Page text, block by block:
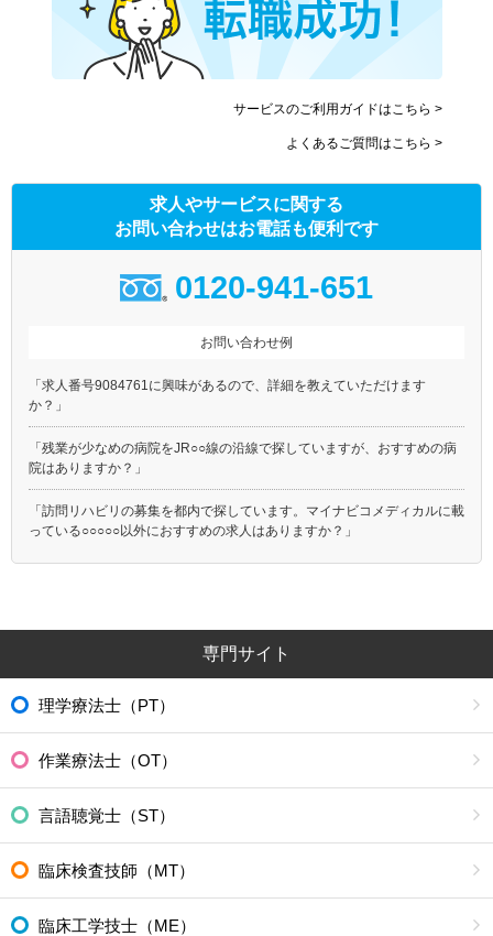
サービスのご利用ガイドはこちら >
よくあるご質問はこちら >
求人やサービスに関する
お問い合わせはお電話も便利です
0120-941-651
お問い合わせ例
「求人番号9084761に興味があるので、詳細を教えていただけます
か？」
「残業が少なめの病院をJR○○線の沿線で探していますが、おすすめの病
院はありますか？」
「訪問リハビリの募集を都内で探しています。マイナビコメディカルに載
っている○○○○○以外におすすめの求人はありますか？」
専門サイト
理学療法士（PT）
作業療法士（OT）
言語聴覚士（ST）
臨床検査技師（MT）
臨床工学技士（ME）